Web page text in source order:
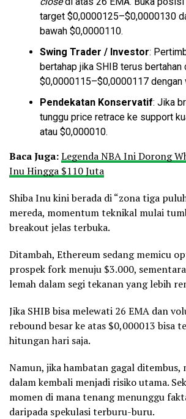
target $0,0000125–$0,0000130
bawah $0,0000110.
Swing Trader / Investor:
bertahap jika SHIB terus bertahan
$0,0000115–$0,0000117 dengan
Pendekatan Konservatif: Jika
tunggu price retrace ke support
atau $0,000010.
Baca Juga:Legenda NBA Ini Dorong
Inu Hingga $110 Juta
Shiba Inu kini berada di “zona tiga
mereda, momentum teknikal mulai
breakout jelas terbuka.
Ditambah, Ethereum sedang memicu
prospek fork menuju $3.000,
lemah dalam segi tekanan yang lebih
Jika SHIB bisa melewati 26 EMA dan
rebound besar ke atas $0,000013 bisa
hitungan hari saja.
Namun, jika hambatan gagal ditembus,
dalam kembali menjadi risiko utama.
momen di mana tenang menunggu
daripada spekulasi terburu-buru.